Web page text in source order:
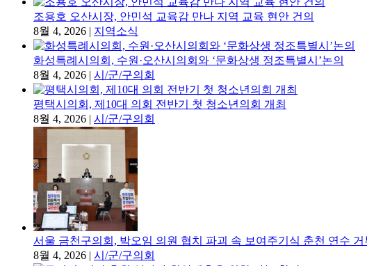
조용호 오산시장, 안민석 교육감 만나 지역 교육 현안 건의
8월 4, 2026 | 지역소식
화성특례시의회, 수원·오산시의회와 ‘문화상생 정조특별시’논의
8월 4, 2026 | 시/군/구의회
평택시의회, 제10대 의회 전반기 첫 청소년의회 개최
8월 4, 2026 | 시/군/구의회
서울 금천구의회, 박오임 의원 협치 파괴 속 보여주기식 춘천 연수 거
8월 4, 2026 | 시/군/구의회